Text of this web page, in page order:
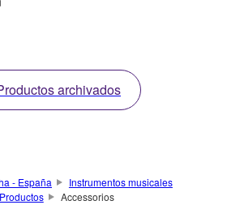
archivados
- España
Instrumentos musicales
Productos Accessorios